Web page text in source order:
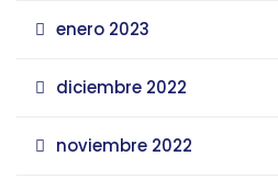
enero 2023
diciembre 2022
noviembre 2022